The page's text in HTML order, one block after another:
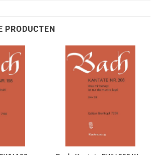
PRODUCTEN